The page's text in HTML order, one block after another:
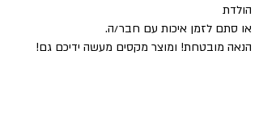
הולדת
או סתם לזמן איכות עם חבר/ה.
הנאה מובטחת! ומוצר מקסים מעשה ידיכם גם!